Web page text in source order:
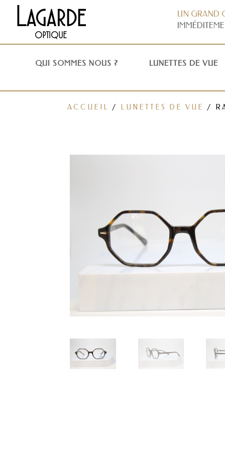
UN GRAND
QUI SOMMES NOUS ? LUNETTES DE VUE
ACCUEIL / LUNETTES DE VUE /